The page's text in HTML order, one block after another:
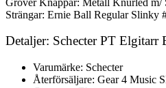
Strängar: Ernie Ball Regular Slinky
Detaljer: Schecter PT Elgitarr
Varumärke: Schecter
Återförsäljare: Gear 4 Music